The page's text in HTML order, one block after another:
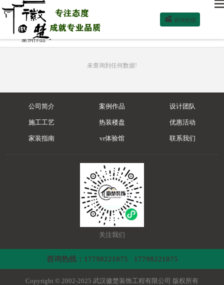
 咨询热线
案例作品
未查询到任何数据!
公司简介 案例作品 设计团队
施工工艺 热装楼盘 优惠活动
家装指南 vr体验馆 联系我们
关注我们
咨询热线：17798221075 17798221075
Copyright © 2002-2025 武汉徽楚装饰工程有限公司 版权所有